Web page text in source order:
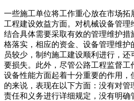
一些施工单位将工作重心放在市场拓
工程建设效益方面。对机械设备管
结合具体需要采取有效的管理维护措
格落实，相应的资金、设备管理维护
员较少，制约施工建设顺利进行，
要损失。此外，尽管公路工程监督工
设备性能方面起着十分重要的作用，
的来说，表现在以下方面：没有对管
责任和义务进行详细规定，没有明确